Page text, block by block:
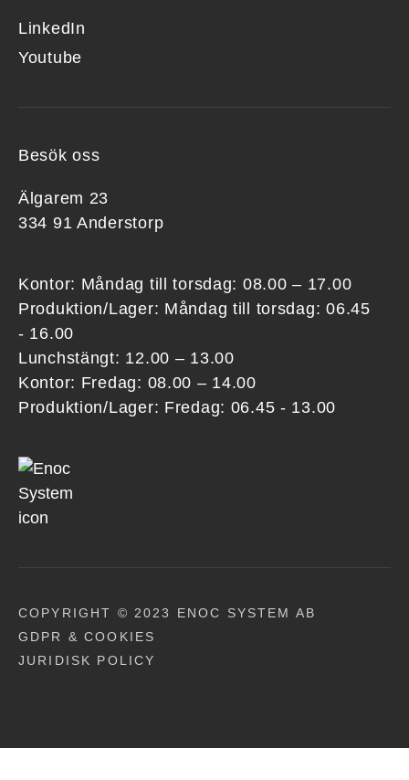
LinkedIn
Youtube
Besök oss
Älgarem 23
334 91 Anderstorp
Kontor: Måndag till torsdag: 08.00 – 17.00
Produktion/Lager: Måndag till torsdag: 06.45
- 16.00
Lunchstängt: 12.00 – 13.00
Kontor: Fredag: 08.00 – 14.00
Produktion/Lager: Fredag: 06.45 - 13.00
COPYRIGHT © 2023 ENOC SYSTEM AB
GDPR & COOKIES
JURIDISK POLICY